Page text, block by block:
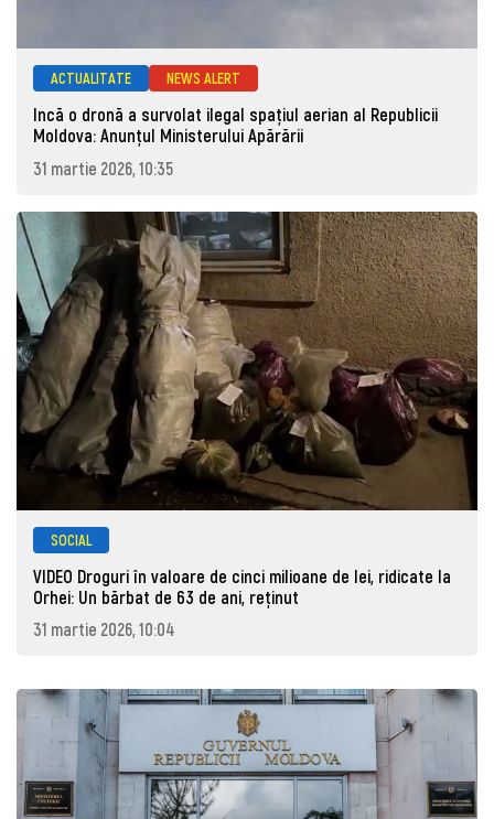
ACTUALITATE NEWS ALERT
Incă o dronă a survolat ilegal spațiul aerian al Republicii
Moldova: Anunţul Ministerului Apărării
31 martie 2026, 10:35
SOCIAL
VIDEO Droguri în valoare de cinci milioane de lei, ridicate la
Orhei: Un bărbat de 63 de ani, reţinut
31 martie 2026, 10:04